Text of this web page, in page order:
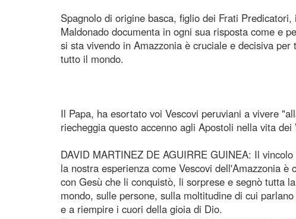
Spagnolo di origine basca, figlio dei Frati
Maldonado documenta in ogni sua risposta come e
si sta vivendo in Amazzonia è cruciale e decisiva
tutto il mondo.
Il Papa, ha esortato voi Vescovi peruviani a vivere
riecheggia questo accenno agli Apostoli nella vita
DAVID MARTINEZ DE AGUIRRE GUINEA: Il
la nostra esperienza come Vescovi dell'Amazzonia
con Gesù che li conquistò, li sorprese e segnò tutta
mondo, sulle persone, sulla moltitudine di cui
e a riempire i cuori della gioia di Dio.